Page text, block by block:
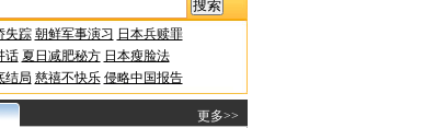
失踪 朝鲜军事演习 日本兵赎罪
话 夏日减肥秘方 日本瘦脸法
结局 慈禧不快乐 侵略中国报告
更多>>